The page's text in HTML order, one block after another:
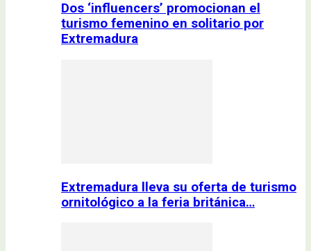
Dos ‘influencers’ promocionan el
turismo femenino en solitario por
Extremadura
Extremadura lleva su oferta de turismo
ornitológico a la feria británica…